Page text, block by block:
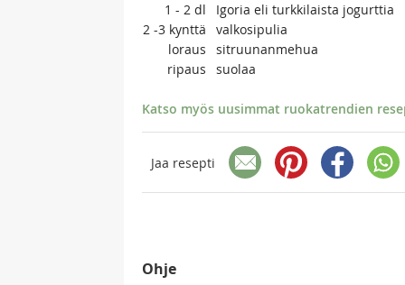
1 - 2 dl
Igoria eli turkkilaista jogurttia
2 -3 kynttä
valkosipulia
loraus
sitruunanmehua
ripaus
suolaa
Katso myös uusimmat ruokatrendien
Jaa resepti
Ohje